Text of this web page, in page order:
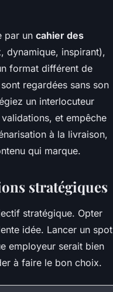
par un cahier des
dynamique, inspirant),
format différent de
regardées sans son
un interlocuteur
et empêche
à la livraison,
qui marque.
stratégiques
stratégique. Opter
idée. Lancer un spot
employeur serait bien
à faire le bon choix.